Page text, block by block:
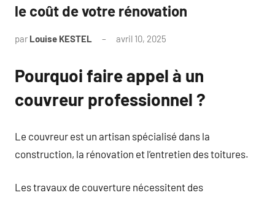
le coût de votre rénovation
par Louise KESTEL avril 10, 2025
Pourquoi faire appel à un
couvreur professionnel ?
Le couvreur est un artisan spécialisé dans la
construction, la rénovation et l’entretien des toitures.
Les travaux de couverture nécessitent des